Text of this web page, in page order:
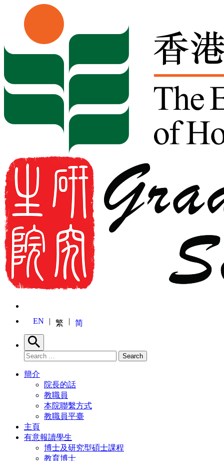
Skip to content
EN 繁 简
Search
Search for: Search
簡介
院長的話
教職員
本院聯繫方式
教職員平臺
主頁
有意報讀學生
博士及研究型碩士課程
教育博士